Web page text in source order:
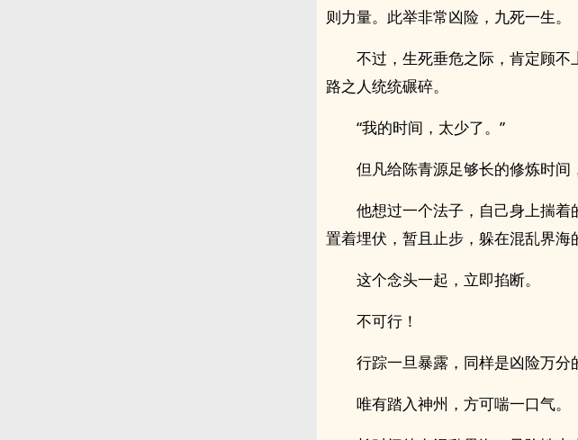
则力量。此举非常凶险，九死一生。
不过，生死垂危之际，肯定顾
路之人统统碾碎。
“我的时间，太少了。”
但凡给陈青源足够长的修炼时间
他想过一个法子，自己身上揣
置着埋伏，暂且止步，躲在混乱界海
这个念头一起，立即掐断。
不可行！
行踪一旦暴露，同样是凶险万分
唯有踏入神州，方可喘一口气。